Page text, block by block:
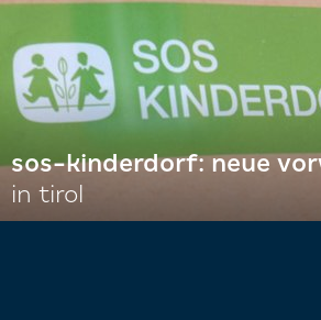
sos-kinderdorf: neue
in tirol